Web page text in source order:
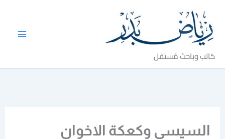
المحتوى
كاتب وباحث مُستقل
السيسي وكعكة الاخوان